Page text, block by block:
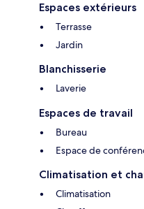
Espaces extérieurs
Terrasse
Jardin
Blanchisserie
Laverie
Espaces de travail
Bureau
Espace de
Climatisation et
Climatisation